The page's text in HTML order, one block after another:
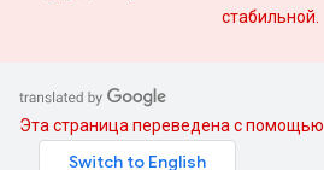
стабильной.
Эта страница переведена с помощью